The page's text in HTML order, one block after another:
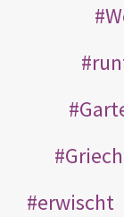
erwischt